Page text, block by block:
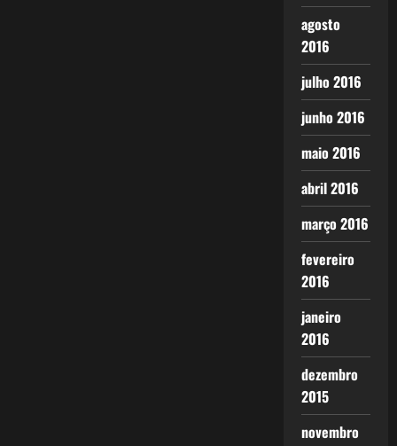
agosto
2016
julho 2016
junho 2016
maio 2016
abril 2016
março 2016
fevereiro
2016
janeiro
2016
dezembro
2015
novembro